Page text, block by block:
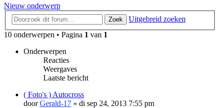
Nieuw onderwerp
Zoek
Uitgebreid zoeken
10 onderwerpen • Pagina 1 van 1
Onderwerpen
Reacties
Weergaves
Laatste bericht
( Foto's ) Autocross
doorGerald-17 » di sep 24, 2013 7:55 pm